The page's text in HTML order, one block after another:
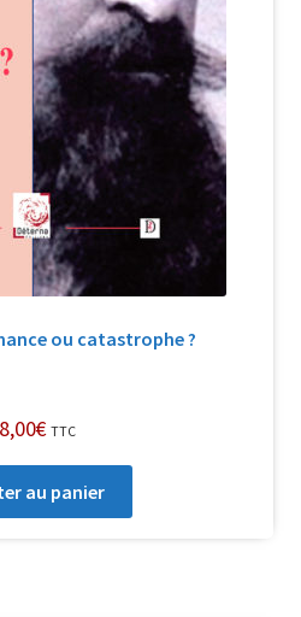
ou catastrophe ?
€ TTC
au panier